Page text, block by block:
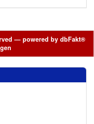
— powered by dbFakt®